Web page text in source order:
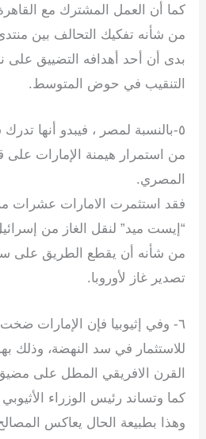
كما أن العمل المشترك مع
من شأنه تفكيك التحالف بين
بدى أن أحد أهدافه التضييق
التنقيب في حوض المتوسط.
‏٥-بالنسبة لمصر ، فيبدو أنها
من استمرار هيمنة الإمارات على
المصري.
فقد استثمرت الامارات عشرات
“إيست ميد” لنقل الغاز من
من شأنه أن يقطع الطريق على
تصدير غاز لأوروبا.
‏٦- وفي إثيوبيا فإن الإمارات ضخت
للاستثمار في سد النهضة، وذلك
القرن الافريقي المطل على
كما وتساند رئيس الوزراء
وهذا بطبيعة الحال يعاكس